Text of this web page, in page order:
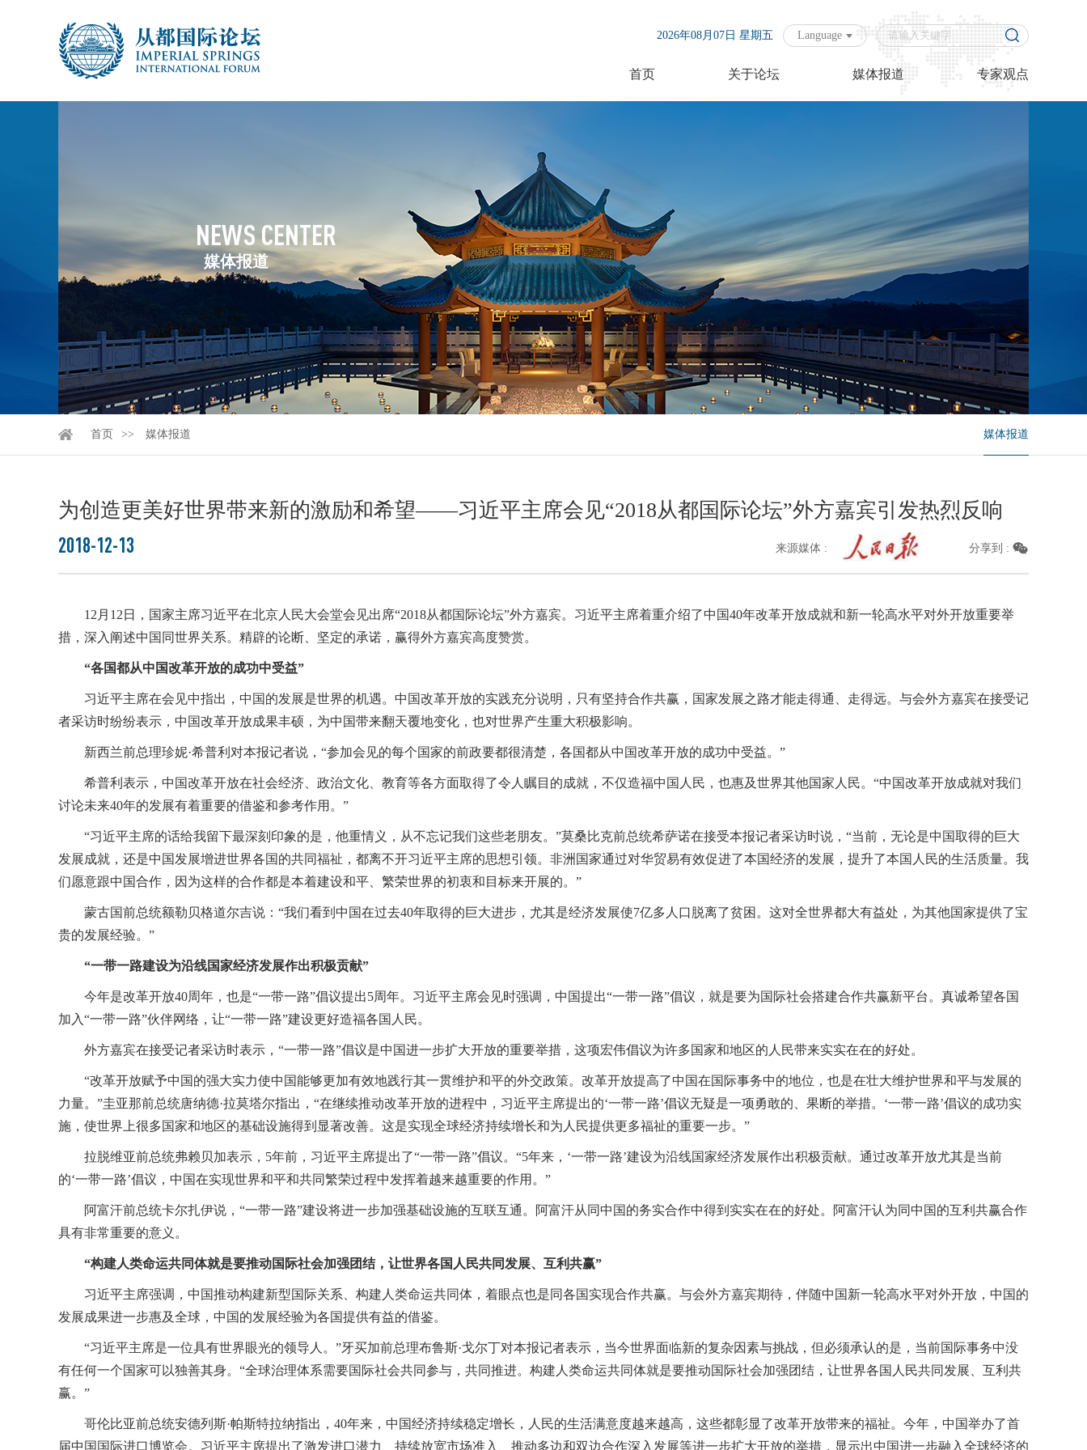
Language
2026年08月07日 星期五
首页 关于论坛 媒体报道 专家观点
NEWS CENTER
媒体报道
首页 媒体报道 媒体报道
为创造更美好世界带来新的激励和希望——习近平主席会见“2018从都国际论坛”外方嘉宾引发热烈反响
2018-12-13 来源媒体 : 分享到 :
12月12日，国家主席习近平在北京人民大会堂会见出席“2018从都国际论坛”外方嘉宾。习近平主席着重介绍了中国40年改革开放成就和新一轮高水平对外开放重要举
措，深入阐述中国同世界关系。精辟的论断、坚定的承诺，赢得外方嘉宾高度赞赏。
“各国都从中国改革开放的成功中受益”
习近平主席在会见中指出，中国的发展是世界的机遇。中国改革开放的实践充分说明，只有坚持合作共赢，国家发展之路才能走得通、走得远。与会外方嘉宾在接受记
者采访时纷纷表示，中国改革开放成果丰硕，为中国带来翻天覆地变化，也对世界产生重大积极影响。
新西兰前总理珍妮·希普利对本报记者说，“参加会见的每个国家的前政要都很清楚，各国都从中国改革开放的成功中受益。”
希普利表示，中国改革开放在社会经济、政治文化、教育等各方面取得了令人瞩目的成就，不仅造福中国人民，也惠及世界其他国家人民。“中国改革开放成就对我们
讨论未来40年的发展有着重要的借鉴和参考作用。”
“习近平主席的话给我留下最深刻印象的是，他重情义，从不忘记我们这些老朋友。”莫桑比克前总统希萨诺在接受本报记者采访时说，“当前，无论是中国取得的巨大
发展成就，还是中国发展增进世界各国的共同福祉，都离不开习近平主席的思想引领。非洲国家通过对华贸易有效促进了本国经济的发展，提升了本国人民的生活质量。我
们愿意跟中国合作，因为这样的合作都是本着建设和平、繁荣世界的初衷和目标来开展的。”
蒙古国前总统额勒贝格道尔吉说：“我们看到中国在过去40年取得的巨大进步，尤其是经济发展使7亿多人口脱离了贫困。这对全世界都大有益处，为其他国家提供了宝
贵的发展经验。”
“一带一路建设为沿线国家经济发展作出积极贡献”
今年是改革开放40周年，也是“一带一路”倡议提出5周年。习近平主席会见时强调，中国提出“一带一路”倡议，就是要为国际社会搭建合作共赢新平台。真诚希望各国
加入“一带一路”伙伴网络，让“一带一路”建设更好造福各国人民。
外方嘉宾在接受记者采访时表示，“一带一路”倡议是中国进一步扩大开放的重要举措，这项宏伟倡议为许多国家和地区的人民带来实实在在的好处。
“改革开放赋予中国的强大实力使中国能够更加有效地践行其一贯维护和平的外交政策。改革开放提高了中国在国际事务中的地位，也是在壮大维护世界和平与发展的
力量。”圭亚那前总统唐纳德·拉莫塔尔指出，“在继续推动改革开放的进程中，习近平主席提出的‘一带一路’倡议无疑是一项勇敢的、果断的举措。‘一带一路’倡议的成功实
施，使世界上很多国家和地区的基础设施得到显著改善。这是实现全球经济持续增长和为人民提供更多福祉的重要一步。”
拉脱维亚前总统弗赖贝加表示，5年前，习近平主席提出了“一带一路”倡议。“5年来，‘一带一路’建设为沿线国家经济发展作出积极贡献。通过改革开放尤其是当前
的‘一带一路’倡议，中国在实现世界和平和共同繁荣过程中发挥着越来越重要的作用。”
阿富汗前总统卡尔扎伊说，“一带一路”建设将进一步加强基础设施的互联互通。阿富汗从同中国的务实合作中得到实实在在的好处。阿富汗认为同中国的互利共赢合作
具有非常重要的意义。
“构建人类命运共同体就是要推动国际社会加强团结，让世界各国人民共同发展、互利共赢”
习近平主席强调，中国推动构建新型国际关系、构建人类命运共同体，着眼点也是同各国实现合作共赢。与会外方嘉宾期待，伴随中国新一轮高水平对外开放，中国的
发展成果进一步惠及全球，中国的发展经验为各国提供有益的借鉴。
“习近平主席是一位具有世界眼光的领导人。”牙买加前总理布鲁斯·戈尔丁对本报记者表示，当今世界面临新的复杂因素与挑战，但必须承认的是，当前国际事务中没
有任何一个国家可以独善其身。“全球治理体系需要国际社会共同参与，共同推进。构建人类命运共同体就是要推动国际社会加强团结，让世界各国人民共同发展、互利共
赢。”
哥伦比亚前总统安德列斯·帕斯特拉纳指出，40年来，中国经济持续稳定增长，人民的生活满意度越来越高，这些都彰显了改革开放带来的福祉。今年，中国举办了首
届中国国际进口博览会。习近平主席提出了激发进口潜力、持续放宽市场准入、推动多边和双边合作深入发展等进一步扩大开放的举措，显示出中国进一步融入全球经济的